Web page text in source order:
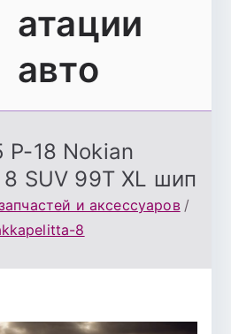
атации
авто
18 Nokian
SUV 99Т XL шип
и аксессуаров
8